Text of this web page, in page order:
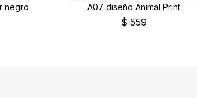
negro
A07 diseño Animal Print
$ 559